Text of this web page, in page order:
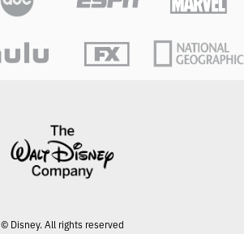
© Disney. All rights reserved